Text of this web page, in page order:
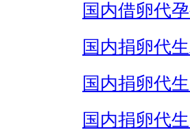
国内借卵代
国内捐卵代
国内捐卵代
国内捐卵代